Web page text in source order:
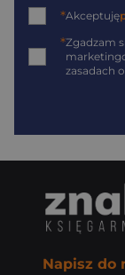
*Akceptuję
*Zgadzam
zasadach
Napisz do